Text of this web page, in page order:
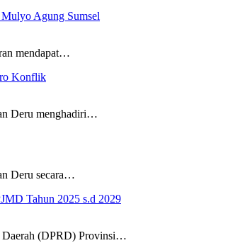
Agung Sumsel
mendapat…
Konflik
Deru menghadiri…
Deru secara…
Tahun 2025 s.d 2029
Daerah (DPRD) Provinsi…